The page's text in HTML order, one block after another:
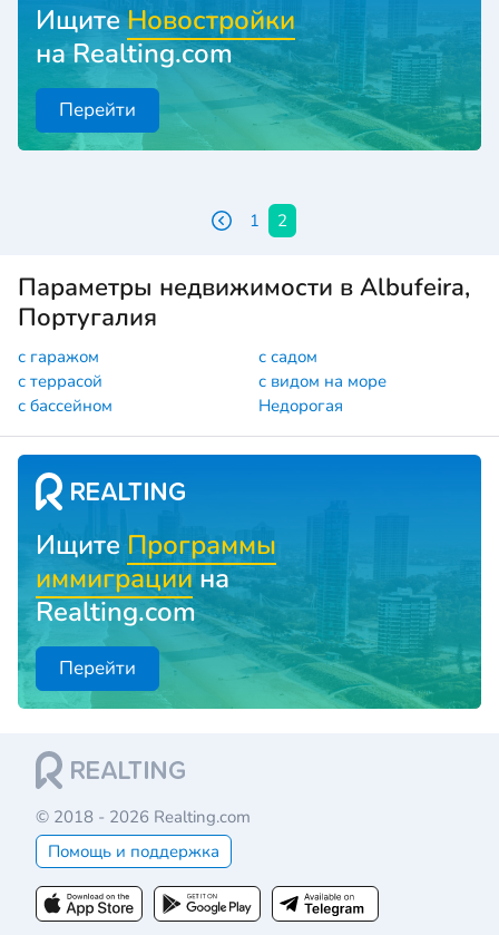
ИщитеНовостройки
на Realting.com
Перейти
1 2
Параметры недвижимости в Albufeira,
Португалия
с гаражом
с садом
с террасой
с видом на море
с бассейном
Недорогая
Ищите Программы
иммиграциина
Realting.com
Перейти
© 2018 - 2026 Realting.com
Помощь и поддержка